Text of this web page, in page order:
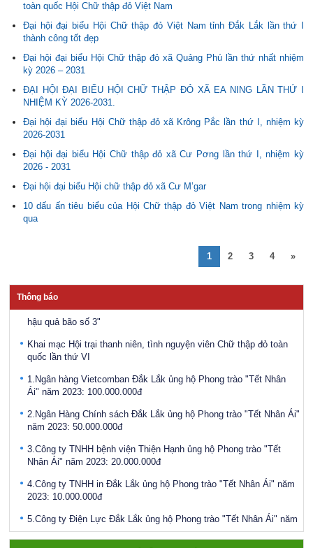
toàn quốc Hội Chữ thập đỏ Việt Nam
Đại hội đại biểu Hội Chữ thập đỏ Việt Nam tỉnh Đắk Lắk lần thứ I
thành công tốt đẹp
Đại hội đại biểu Hội Chữ thập đỏ xã Quảng Phú lần thứ nhất nhiệm
kỳ 2026 – 2031
ĐẠI HỘI ĐẠI BIỂU HỘI CHỮ THẬP ĐỎ XÃ EA NING LẦN THỨ I
NHIỆM KỲ 2026-2031.
Đại hội đại biểu Hội Chữ thập đỏ xã Krông Pắc lần thứ I, nhiệm kỳ
2026-2031
Đại hội đại biểu Hội Chữ thập đỏ xã Cư Pơng lần thứ I, nhiệm kỳ
2026 - 2031
Đại hội đại biểu Hội chữ thập đỏ xã Cư M’gar
10 dấu ấn tiêu biểu của Hội Chữ thập đỏ Việt Nam trong nhiệm kỳ
qua
1 2 3 4 »
Thông báo
Công bố Quyết định bổ nhiệm Phó Giám đốc Sở Lao động,
Phát động Chiến dịch “Chung sức vì đồng bào miền bắc khắc phục
hậu quả bão số 3"
quốc lần thứ VI
Ái" năm 2023: 100.000.000đ
năm 2023: 50.000.000đ
Nhân Ái" năm 2023: 20.000.000đ
2023: 10.000.000đ
2023: 10.000.000đ